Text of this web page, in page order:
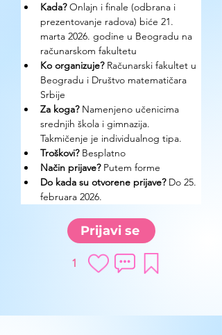
Kada? Onlajn i finale (odbrana i
prezentovanje radova) biće 21.
marta 2026. godine u Beogradu na
računarskom fakultetu
Ko organizuje? Računarski fakultet u
Beogradu i Društvo matematičara
Srbije
Za koga? Namenjeno učenicima
srednjih škola i gimnazija.
Takmičenje je individualnog tipa.
Troškovi? Besplatno
Način prijave? Putem forme
Do kada su otvorene prijave? Do 25.
februara 2026.
Prijavi se
1